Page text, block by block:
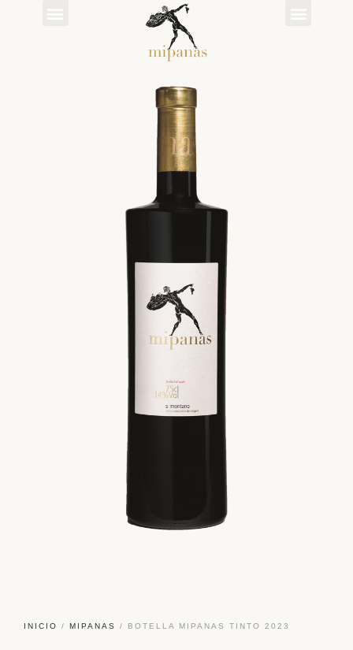
INICIO / MIPANAS / BOTELLA MIPANAS TINTO 2023